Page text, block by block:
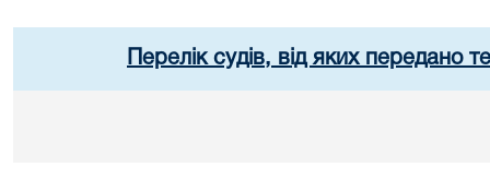
Перелік судів, від яких передано